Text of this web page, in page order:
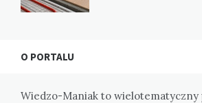
O PORTALU
Wiedzo-Maniak to